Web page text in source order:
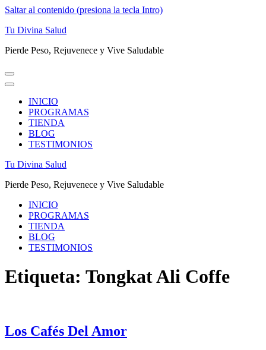
Saltar al contenido (presiona la tecla Intro)
Tu Divina Salud
Pierde Peso, Rejuvenece y Vive Saludable
INICIO
PROGRAMAS
TIENDA
BLOG
TESTIMONIOS
Tu Divina Salud
Pierde Peso, Rejuvenece y Vive Saludable
INICIO
PROGRAMAS
TIENDA
BLOG
TESTIMONIOS
Etiqueta: Tongkat Ali Coffe
Los Cafés Del Amor